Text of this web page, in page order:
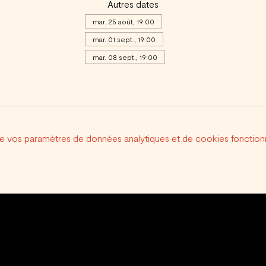
Autres dates
mar. 25 août, 19:00
mar. 01 sept., 19:00
mar. 08 sept., 19:00
vos paramètres de données analytiques et de cookies